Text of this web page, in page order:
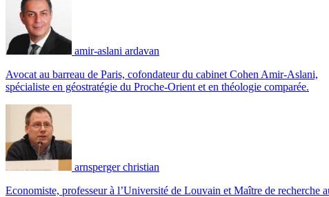
amir-aslani ardavan
Avocat au barreau de Paris, cofondateur du cabinet Cohen Amir-Aslani,
spécialiste en géostratégie du Proche-Orient et en théologie comparée.
arnsperger christian
Economiste, professeur à l’Université de Louvain et Maître de recherche